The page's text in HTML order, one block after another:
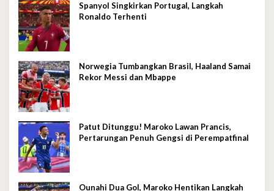
Spanyol Singkirkan Portugal, Langkah
Ronaldo Terhenti
Norwegia Tumbangkan Brasil, Haaland Samai
Rekor Messi dan Mbappe
Patut Ditunggu! Maroko Lawan Prancis,
Pertarungan Penuh Gengsi di Perempatfinal
Ounahi Dua Gol, Maroko Hentikan Langkah